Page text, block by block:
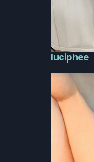
luciphee